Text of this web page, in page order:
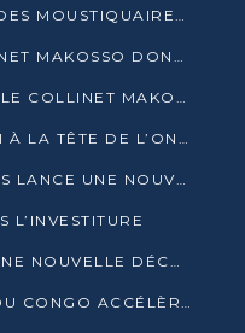
PALUDISME : TBC DISTRIBUE DES MOUSTIQUAIRES DANS DEUX CSI DE BRAZZAVILLE
CONSEIL DE CABINET : COLLINET MAKOSSO DONNE SES DERNIÈRES ORIENTATIONS
LE PREMIER MINISTRE ANATOLE COLLINET MAKOSSO DÉMISSIONNE AVEC SON GOUVERNEMENT
BRICE VOLTAIRE ETOU OBAMI À LA TÊTE DE L’ONEC-C POUR TROIS ANS
L’AMBASSADE DES ÉTATS-UNIS LANCE UNE NOUVELLE COHORTE DU PROGRAMME ACCESS MICRO-SCHOLARSHIP
L’INVESTITURE
TOTAL ENERGIES ANNONCE UNE NOUVELLE DÉCOUVERTE D’HYDROCARBURES SUR LE PERMIS MOHO AU LARGE DU CONGO
HUAWEI ET LA RÉPUBLIQUE DU CONGO ACCÉLÈRENT LEUR PARTENARIAT